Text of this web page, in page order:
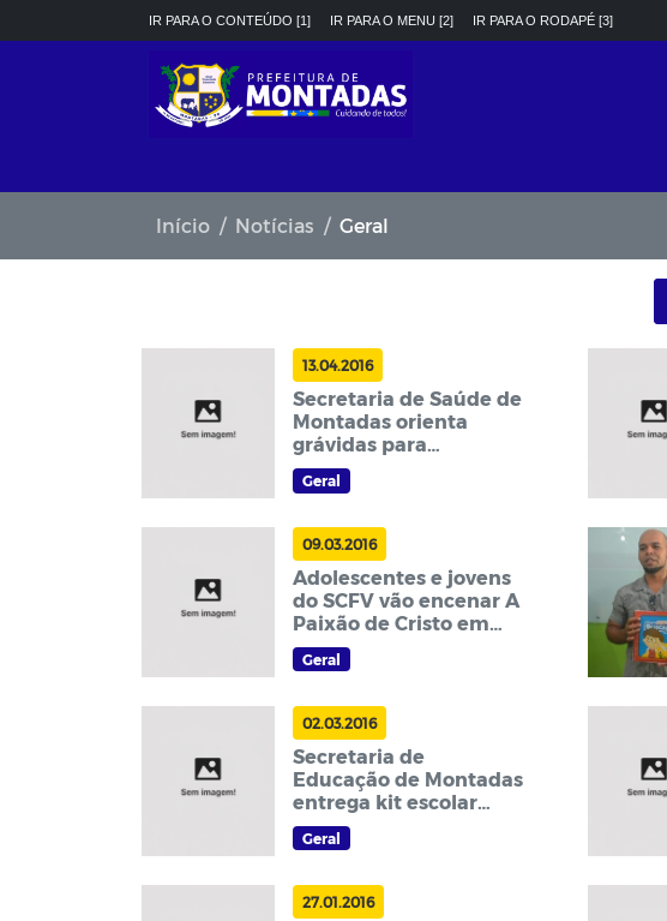
IR PARA O CONTEÚDO [1] IR PARA O MENU [2] IR PARA O RODAPÉ [3]
Início Notícias Geral
13.04.2016
Secretaria de Saúde de
Montadas orienta
grávidas para
vacinação contra H1N1
Geral
09.03.2016
Adolescentes e jovens
do SCFV vão encenar A
Paixão de Cristo em
Montadas
Geral
02.03.2016
Secretaria de
Educação de Montadas
entrega kit escolar
para todos alunos da
rede municipal
Geral
27.01.2016